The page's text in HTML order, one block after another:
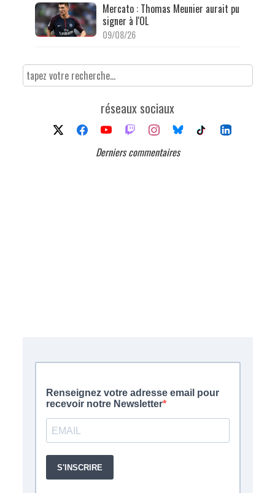
Mercato : Thomas Meunier aurait pu
signer à l'OL
09/08/26
réseaux sociaux
Derniers commentaires